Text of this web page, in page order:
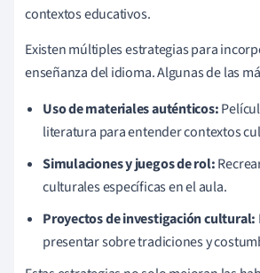
contextos educativos.
Existen múltiples estrategias para
enseñanza del idioma. Algunas de las
Uso de materiales auténticos:
literatura para entender contextos
Simulaciones y juegos de rol:
culturales específicas en el aula.
Proyectos de investigación cultural:
presentar sobre tradiciones y